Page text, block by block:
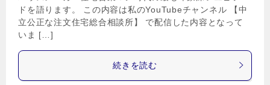
ドを語ります。 この内容は私のYouTubeチャンネル 【中
立公正な注文住宅総合相談所】 で配信した内容となって
いま […]
続きを読む